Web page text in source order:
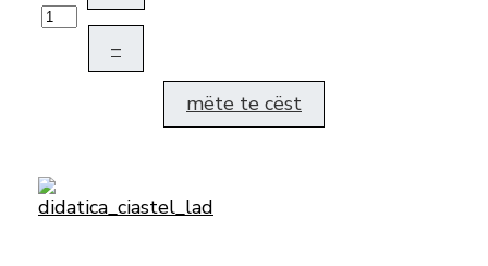
–
mëte te cëst